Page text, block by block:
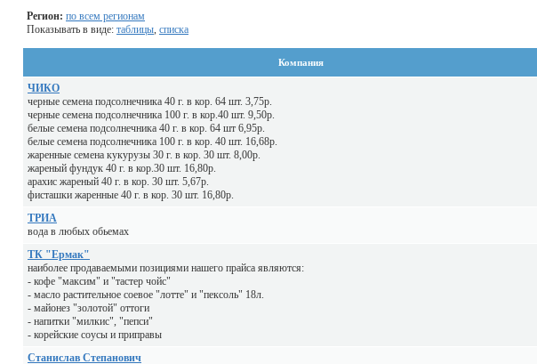
Регион: по всем регионам
Показывать в виде: таблицы, списка
Компания
ЧИКО
черные семена подсолнечника 40 г. в кор. 64 шт. 3,75р.
черные семена подсолнечника 100 г. в кор.40 шт. 9,50р.
белые семена подсолнечника 40 г. в кор. 64 шт 6,95р.
белые семена подсолнечника 100 г. в кор. 40 шт. 16,68р.
жаренные семена кукурузы 30 г. в кор. 30 шт. 8,00р.
жареный фундук 40 г. в кор.30 шт. 16,80р.
арахис жареный 40 г. в кор. 30 шт. 5,67р.
фисташки жаренные 40 г. в кор. 30 шт. 16,80р.
ТРИА
вода в любых обьемах
ТК "Ермак"
наиболее продаваемыми позициями нашего прайса являются:
- кофе "максим" и "тастер чойс"
- масло растительное соевое "лотте" и "пексоль" 18л.
- майонез "золотой" оттоги
- напитки "милкис", "пепси"
- корейские соусы и приправы
Станислав Степанович